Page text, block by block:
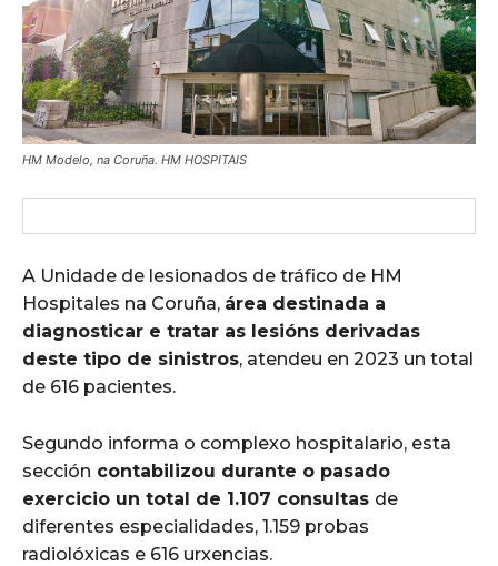
HM Modelo, na Coruña. HM HOSPITAIS
A Unidade de lesionados de tráfico de HM
Hospitales na Coruña, área destinada a
diagnosticar e tratar as lesións derivadas
deste tipo de sinistros, atendeu en 2023 un total
de 616 pacientes.
Segundo informa o complexo hospitalario, esta
sección contabilizou durante o pasado
exercicio un total de 1.107 consultas de
diferentes especialidades, 1.159 probas
radiolóxicas e 616 urxencias.